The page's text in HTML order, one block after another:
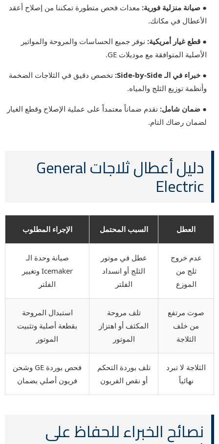
● صيانة منزلية فورية: معدات فحص متطورة تمكننا من إصلاح أعقد
الأعطال في مكانك.
● قطع غيار أمريكية: نوفر جميع الحساسات والمروحة والمواتير
الأصلية المتوافقة مع موديلات GE.
● خبراء في الـ Side-by-Side:
تخصص دقيق في الثلاجات الضخمة
وأنظمة توزيع الثلج والمياه.
● ضمان شامل: نقدم ضماناً معتمداً على عملية الإصلاح وقطع الغيار
لضمان رضاك التام.
دليل أعطال ثلاجات General
Electric
العطل السبب المحتمل الإجراء المطلوب
عدم خروج
ثلج من
الموزع
عطل في موتور
الثلج أو انسداد
الفلتر
صيانة وحدة الـ
Icemaker وتغيير
الفلتر
صوت مرتفع
من خلف
الثلاجة
تلف مروحة
المكثف أو اهتزاز
الموتور
استبدال المروحة
بقطعة أصلية وتثبيت
الموتور
الثلاجة لا تبرد
نهائياً
تلف بوردة التحكم
أو نقص الفريون
فحص بوردة GE وشحن
فريون أصلي بضمان
نصائح الخبراء للحفاظ على